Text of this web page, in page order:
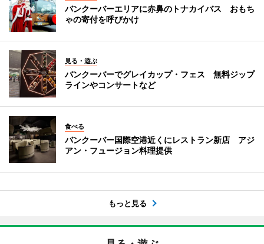
バンクーバーエリアに赤鼻のトナカイバス おもち
ゃの寄付を呼びかけ
見る・遊ぶ
バンクーバーでグレイカップ・フェス 無料ジップ
ラインやコンサートなど
食べる
バンクーバー国際空港近くにレストラン新店 アジ
アン・フュージョン料理提供
もっと見る